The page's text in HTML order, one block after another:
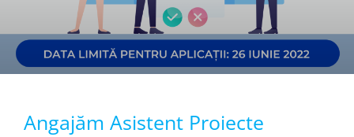
Angajăm Asistent Proiecte